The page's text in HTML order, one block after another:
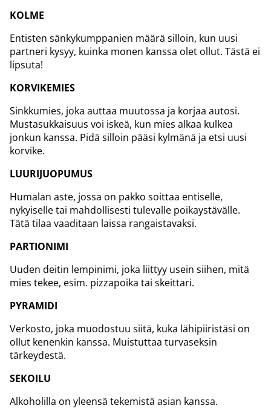
KOLME
Entisten sänkykumppanien määrä silloin, kun uusi
partneri kysyy, kuinka monen kanssa olet ollut. Tästä ei
lipsuta!
KORVIKEMIES
Sinkkumies, joka auttaa muutossa ja korjaa autosi.
Mustasukkaisuus voi iskeä, kun mies alkaa kulkea
jonkun kanssa. Pidä silloin pääsi kylmänä ja etsi uusi
korvike.
LUURIJUOPUMUS
Humalan aste, jossa on pakko soittaa entiselle,
nykyiselle tai mahdollisesti tulevalle poikaystävälle.
Tätä tilaa vaaditaan laissa rangaistavaksi.
PARTIONIMI
Uuden deitin lempinimi, joka liittyy usein siihen, mitä
mies tekee, esim. pizzapoika tai skeittari.
PYRAMIDI
Verkosto, joka muodostuu siitä, kuka lähipiiristäsi on
ollut kenenkin kanssa. Muistuttaa turvaseksin
tärkeydestä.
SEKOILU
Alkoholilla on yleensä tekemistä asian kanssa.